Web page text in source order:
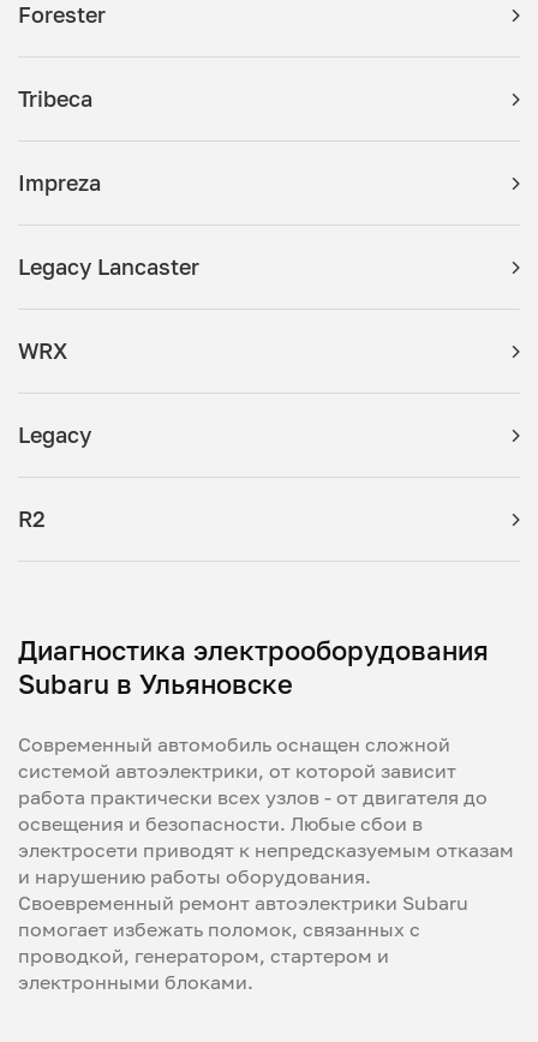
Forester
Tribeca
Impreza
Legacy Lancaster
WRX
Legacy
R2
Диагностика электрооборудования
Subaru в Ульяновске
Современный автомобиль оснащен сложной
системой автоэлектрики, от которой зависит
работа практически всех узлов - от двигателя до
освещения и безопасности. Любые сбои в
электросети приводят к непредсказуемым отказам
и нарушению работы оборудования.
Своевременный ремонт автоэлектрики Subaru
помогает избежать поломок, связанных с
проводкой, генератором, стартером и
электронными блоками.